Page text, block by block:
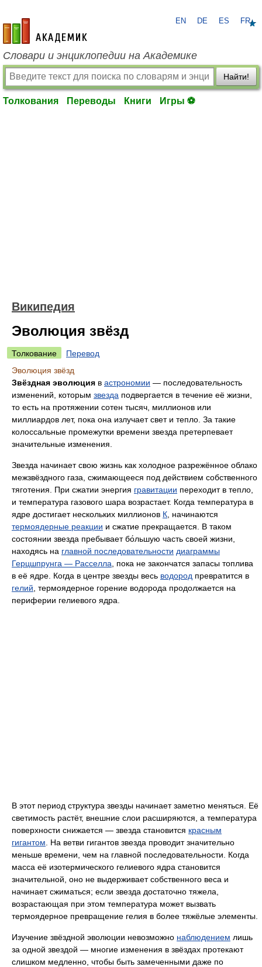
academic.ru
EN DE ES FR
Словари и энциклопедии на Академике
Найти!
Толкования Переводы Книги Игры ⚽
Википедия
Эволюция звёзд
Толкование
Перевод
Эволюция звёзд
Звёздная эволюция в астрономии — последовательность
изменений, которым звезда подвергается в течение её жизни,
то есть на протяжении сотен тысяч, миллионов или
миллиардов лет, пока она излучает свет и тепло. За такие
колоссальные промежутки времени звезда претерпевает
значительные изменения.
Звезда начинает свою жизнь как холодное разрежённое облако
межзвёздного газа, сжимающееся под действием собственного
тяготения. При сжатии энергия гравитации переходит в тепло,
и температура газового шара возрастает. Когда температура в
ядре достигает нескольких миллионов К , начинаются
термоядерные реакции и сжатие прекращается. В таком
состоянии звезда пребывает бо́льшую часть своей жизни,
находясь на главной последовательности диаграммы
Герцшпрунга — Расселла , пока не закончатся запасы топлива
в её ядре. Когда в центре звезды весь водород превратится в
гелий , термоядерное горение водорода продолжается на
периферии гелиевого ядра.
В этот период структура звезды начинает заметно меняться. Её
светимость растёт, внешние слои расширяются, а температура
поверхности снижается — звезда становится красным
гигантом . На ветви гигантов звезда проводит значительно
меньше времени, чем на главной последовательности. Когда
масса её изотермического гелиевого ядра становится
значительной, оно не выдерживает собственного веса и
начинает сжиматься; если звезда достаточно тяжела,
возрастающая при этом температура может вызвать
термоядерное превращение гелия в более тяжёлые элементы.
Изучение звёздной эволюции невозможно наблюдением лишь
за одной звездой — многие изменения в звёздах протекают
слишком медленно, чтобы быть замеченными даже по